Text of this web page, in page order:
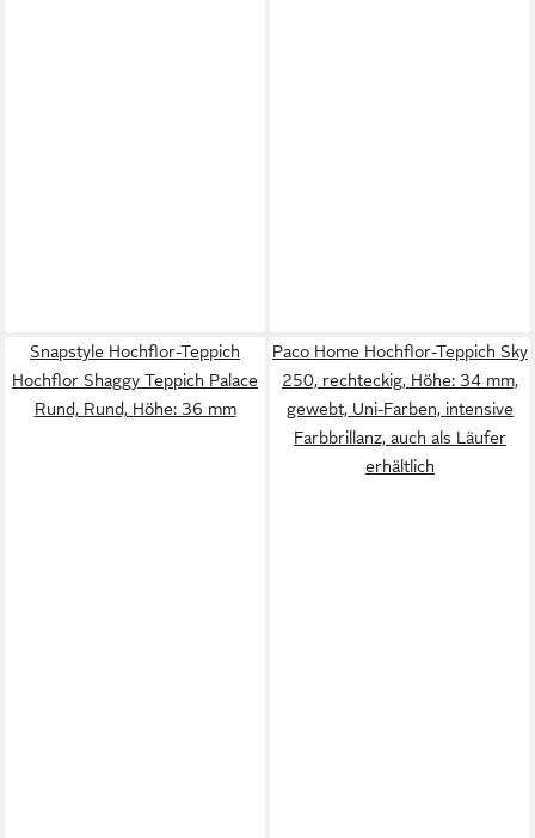
Snapstyle Hochflor-Teppich
Hochflor Shaggy Teppich Palace
Rund, Rund, Höhe: 36 mm
Paco Home Hochflor-Teppich Sky
250, rechteckig, Höhe: 34 mm,
gewebt, Uni-Farben, intensive
Farbbrillanz, auch als Läufer
erhältlich